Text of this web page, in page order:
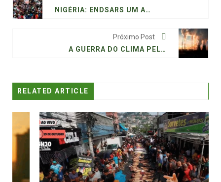
NIGÉRIA: ENDSARS UM ANO DEPOIS
Próximo Post
A GUERRA DO CLIMA PELA SOBREVIVÊNCIA DA HUMANIDADE
RELATED ARTICLE